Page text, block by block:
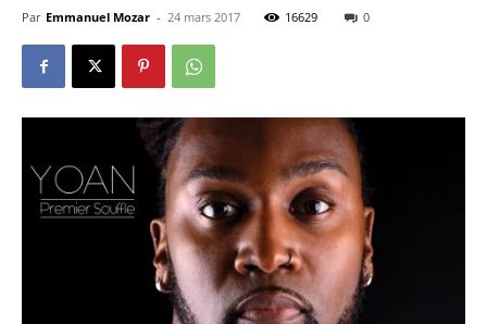
Par Emmanuel Mozar - 24 mars 2017 16629 0